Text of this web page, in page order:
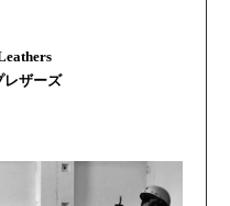
レザーズ